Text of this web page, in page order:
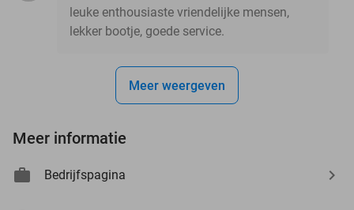
leuke enthousiaste vriendelijke mensen,
lekker bootje, goede service.
Meer weergeven
Meer informatie
Bedrijfspagina